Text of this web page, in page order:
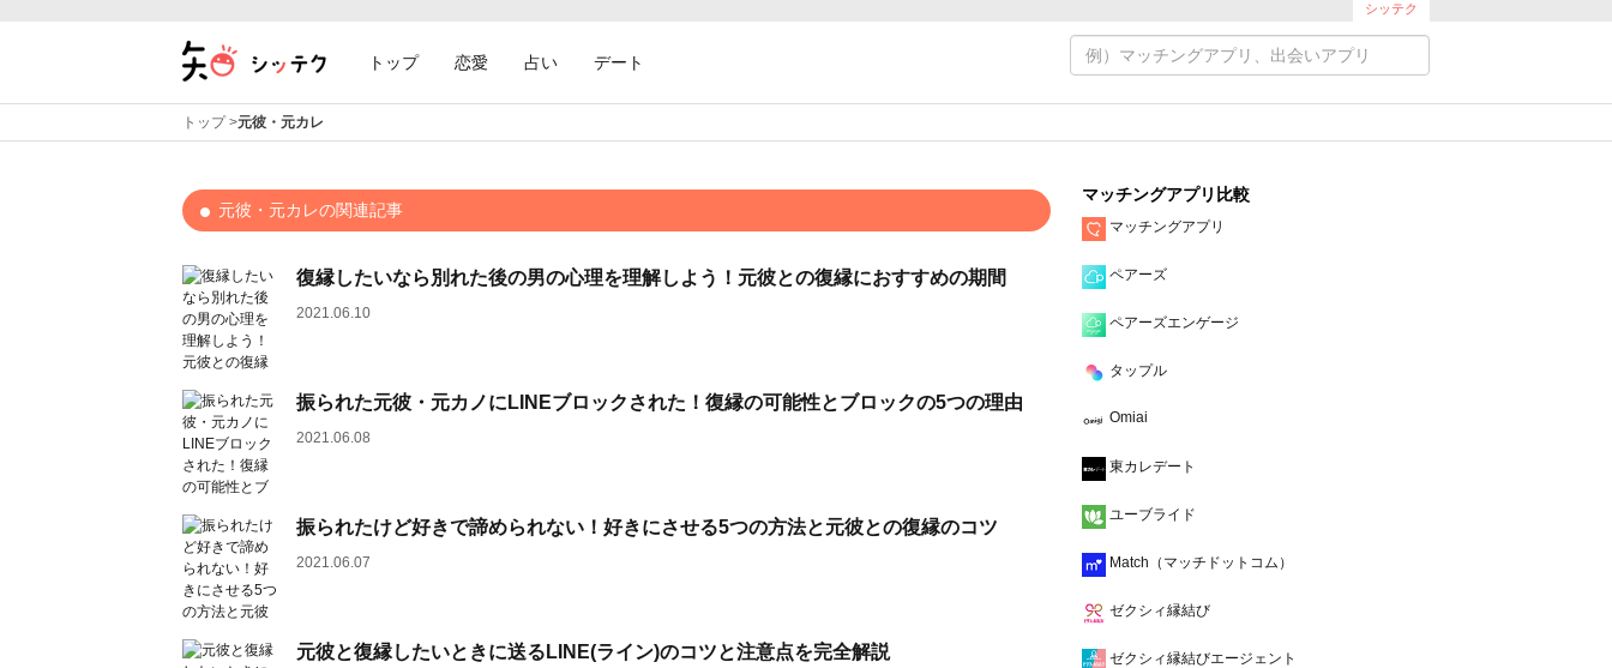
シッテク
トップ 恋愛 占い デート
トップ>元彼・元カレ
元彼・元カレの関連記事
復縁したいなら別れた後の男の心理を理解しよう！元彼との復縁におすすめの期間
2021.06.10
振られた元彼・元カノにLINEブロックされた！復縁の可能性とブロックの5つの理由
2021.06.08
振られたけど好きで諦められない！好きにさせる5つの方法と元彼との復縁のコツ
2021.06.07
元彼と復縁したいときに送るLINE(ライン)のコツと注意点を完全解説
マッチングアプリ比較
マッチングアプリ
ペアーズ
ペアーズエンゲージ
タップル
Omiai
東カレデート
ユーブライド
Match（マッチドットコム）
ゼクシィ縁結び
ゼクシィ縁結びエージェント